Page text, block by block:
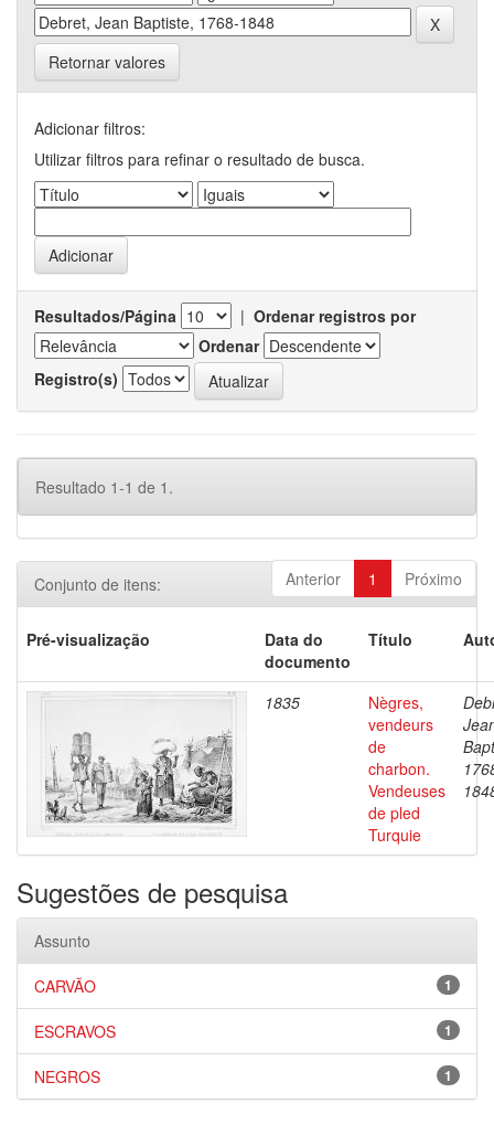
Retornar valores
Adicionar filtros:
Utilizar filtros para refinar o resultado de busca.
Resultados/Página | Ordenar registros por
Ordenar
Registro(s)
Resultado 1-1 de 1.
Anterior 1 Próximo
Conjunto de itens:
Pré-visualização
Data do
documento
Título
1835
Nègres,
vendeurs
de
charbon.
Vendeuses
de pled
Turquie
Sugestões de pesquisa
Assunto
1
CARVÃO
1
ESCRAVOS
1
NEGROS